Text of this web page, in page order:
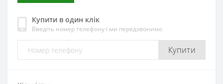
Купити в один клік
Введіть номер телефону і ми передзвонимо
Купити